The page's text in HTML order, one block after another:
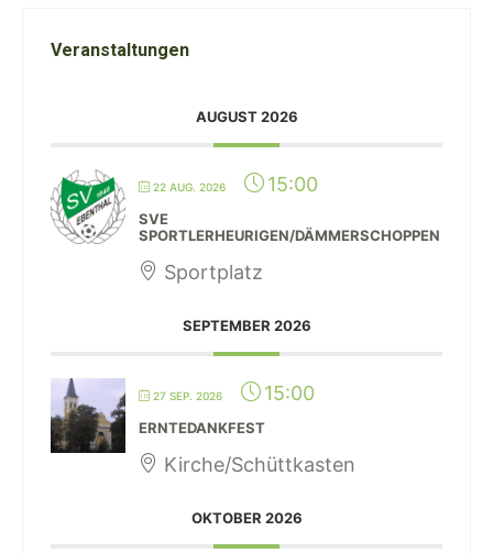
Veranstaltungen
AUGUST 2026
22 AUG. 2026 15:00
SVE
SPORTLERHEURIGEN/DÄMMERSCHOPPEN
Sportplatz
SEPTEMBER 2026
27 SEP. 2026 15:00
ERNTEDANKFEST
Kirche/Schüttkasten
OKTOBER 2026